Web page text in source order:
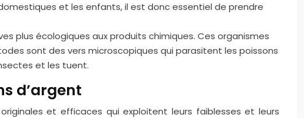
et les enfants, il est donc essentiel de prendre
plus écologiques aux produits chimiques. Ces organismes
sont des vers microscopiques qui parasitent les poissons
et les tuent.
d’argent
et efficaces qui exploitent leurs faiblesses et leurs